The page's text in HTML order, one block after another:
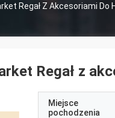
Regał Z Akcesoriami Do
Regał z
Miejsce
pochodzenia